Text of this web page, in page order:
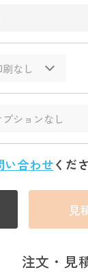
い合わせくだ
見
注文・見